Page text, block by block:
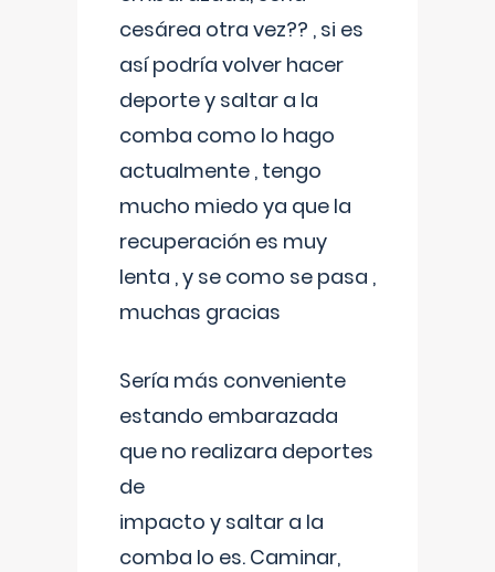
cesárea otra vez?? , si es
así podría volver hacer
deporte y saltar a la
comba como lo hago
actualmente , tengo
mucho miedo ya que la
recuperación es muy
lenta , y se como se pasa ,
muchas gracias
Sería más conveniente
estando embarazada
que no realizara deportes
de
impacto y saltar a la
comba lo es. Caminar,